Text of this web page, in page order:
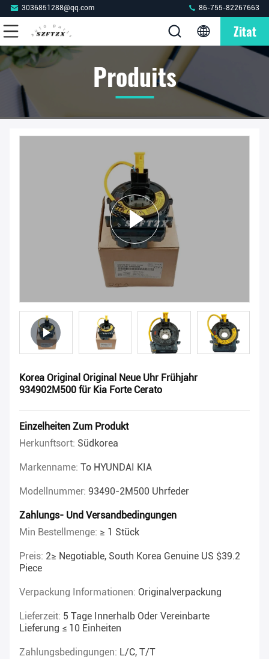
3036851288@qq.com 86-755-82267663
Zitat
Produits
Korea Original Original Neue Uhr Frühjahr
934902M500 für Kia Forte Cerato
Einzelheiten Zum Produkt
Herkunftsort: Südkorea
Markenname: To HYUNDAI KIA
Modellnummer: 93490-2M500 Uhrfeder
Zahlungs- Und Versandbedingungen
Min Bestellmenge: ≥ 1 Stück
Preis: 2≥ Negotiable, South Korea Genuine US $39.2
Piece
Verpackung Informationen: Originalverpackung
Lieferzeit: 5 Tage Innerhalb Oder Vereinbarte
Lieferung ≤ 10 Einheiten
Zahlungsbedingungen: L/C, T/T